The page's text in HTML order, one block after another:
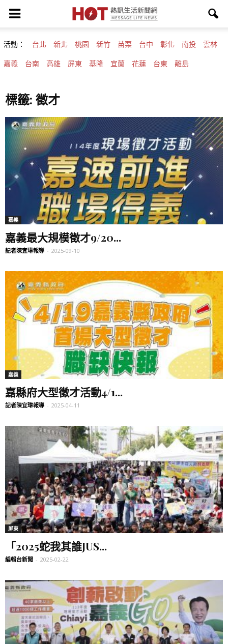
活動： 台北 新北 桃園 新竹 苗栗 台中 彰化 南投 雲林
嘉義 台南 高雄 屏東 基隆 宜蘭 花蓮 台東 離島
標籤: 徵才
嘉義
嘉義最大規模徵才9/20...
記者陳宜琳報導 - 2025-09-10
嘉義
嘉縣府大型徵才活動4/1...
記者陳宜琳報導 - 2025-04-11
屏東
「2025蛇我其誰JUS...
編輯台新聞 - 2025-02-22